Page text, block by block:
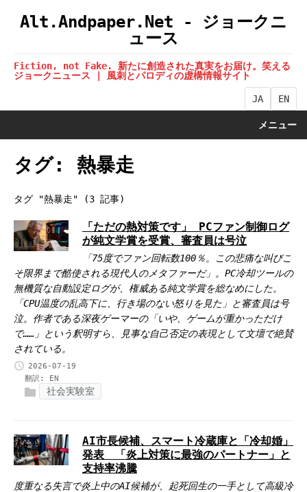
Alt.Andpaper.Net - ジョークニ
ュース
Fiction, not Fake. 新たに創造された真実をお届け。笑える
ジョークニュース | 風刺とパロディの虚構情報サイト
JA EN
メニュー
タグ: 熱暴走
タグ "熱暴走" (3 記事)
「ただの熱対策です」 PCファン制御ログ
が純文学賞を受賞、審査員は号泣
「75度でファン回転数100％。この悲痛な叫びこ
そ限界まで酷使される現代人のメタファーだ」。PC冷却ツールの
無機質な自動設定ログが、権威ある純文学賞を総なめにした。
「CPU温度の乱高下に、行き場のない怒りを見た」と審査員は号
泣。作者である深夜ゲーマーの「いや、ゲームが重かっただけ
で……」という釈明すら、見事な自己否定の表現として文壇で絶賛
されている。
2026-07-19
翻訳: EN
社会実験室
AI市長候補、スマート冷蔵庫と「冷却婚」
発表 「炎上対策に最強のパートナー」と
支持率沸騰
度重なる失言で炎上中のAI候補が、起死回生の一手として高級冷